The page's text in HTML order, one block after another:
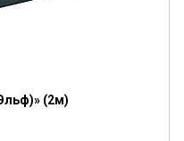
(2м)